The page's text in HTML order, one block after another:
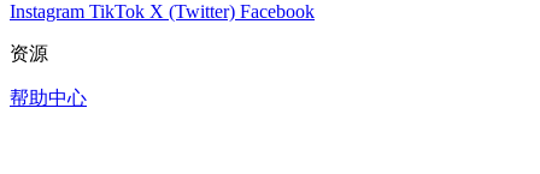
Instagram TikTok X (Twitter) Facebook
资源
帮助中心